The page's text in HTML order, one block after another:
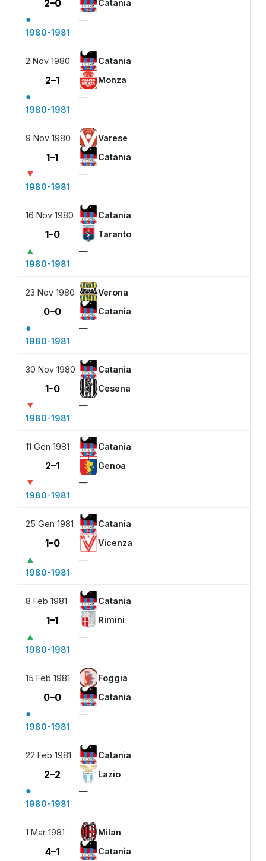
2–0 Catania
●
—
1980-1981
2 Nov 1980 Catania
2–1 Monza
●
—
1980-1981
9 Nov 1980 Varese
1–1 Catania
▼
—
1980-1981
16 Nov 1980 Catania
1–0 Taranto
▲
—
1980-1981
23 Nov 1980 Verona
0–0 Catania
●
—
1980-1981
30 Nov 1980 Catania
1–0 Cesena
▼
—
1980-1981
11 Gen 1981 Catania
2–1 Genoa
▼
—
1980-1981
25 Gen 1981 Catania
1–0 Vicenza
▲
—
1980-1981
8 Feb 1981 Catania
1–1 Rimini
▲
—
1980-1981
15 Feb 1981 Foggia
0–0 Catania
●
—
1980-1981
22 Feb 1981 Catania
2–2 Lazio
●
—
1980-1981
1 Mar 1981 Milan
4–1 Catania